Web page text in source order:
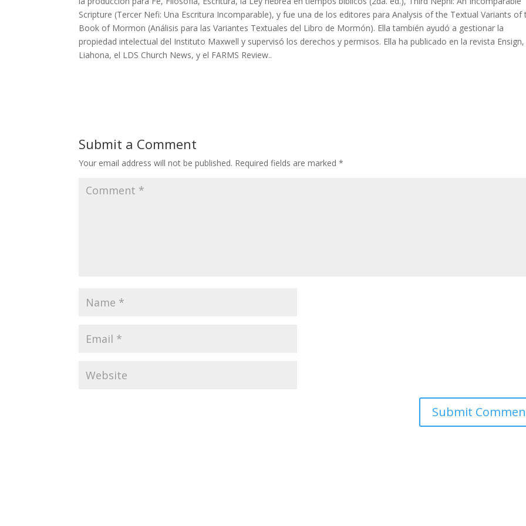
Scripture (Tercer Nefi: Una Escritura Incomparable), y fue una de los editores para Analysis of the Textual Variants of
Book of Mormon (Análisis para las Variantes Textuales del Libro de Mormón). Ella también ayudó a gestionar la
propiedad intelectual del Instituto Maxwell y supervisó los derechos y permisos. Ella ha publicado en la revista Ensign,
Liahona, el LDS Church News, y el FARMS Review..
Submit a Comment
Your email address will not be published. Required fields are marked*